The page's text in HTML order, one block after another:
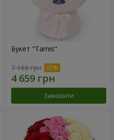
Букет "Tarnis"
7 168 грн
Замовити